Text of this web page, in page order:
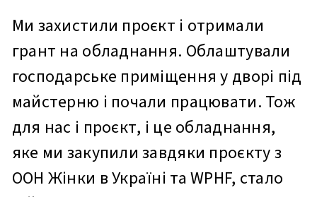
Ми захистили проєкт і отримали
грант на обладнання. Облаштували
господарське приміщення у дворі під
майстерню і почали працювати. Тож
для нас і проєкт, і це обладнання,
яке ми закупили завдяки проєкту з
ООН Жінки в Україні та WPHF, стало